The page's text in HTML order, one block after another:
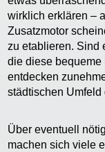
wirklich erklären –
Zusatzmotor
zu etablieren. Sind
die diese bequeme
entdecken
städtischen Umfeld
Über eventuell
machen sich viele